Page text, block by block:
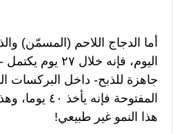
أما الدجاج اللاحم (المسمّن)
اليوم، فإنه
جاهزة للذبح- داخل البركسات
المفتوحة
هذا النمو غير طبيعي!